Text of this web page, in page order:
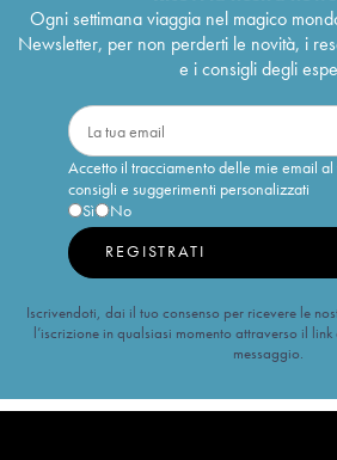
Ogni settimana viaggia nel magico
Newsletter, per non perderti le novità, i
e i consigli degli
Accetto il tracciamento delle mie email
consigli e suggerimenti personalizzati
Sì
No
REGISTRATI
Iscrivendoti, dai il tuo consenso per ricevere le
l’iscrizione in qualsiasi momento attraverso il
messaggio.